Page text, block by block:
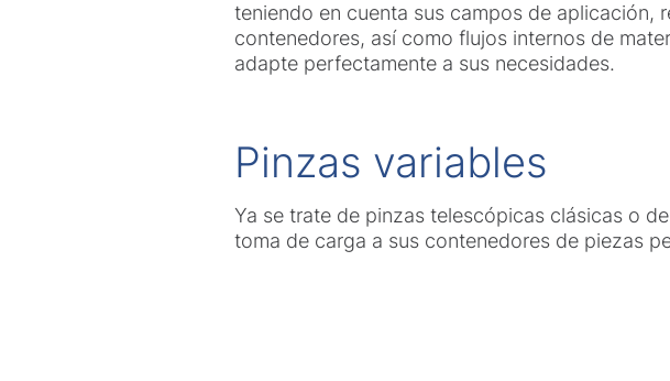
teniendo en cuenta sus campos de
contenedores, así como flujos internos de
adapte perfectamente a sus necesidades.
Pinzas variables
Ya se trate de pinzas telescópicas clásicas o
toma de carga a sus contenedores de piezas